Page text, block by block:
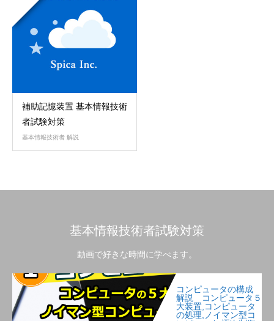
補助記憶装置 基本情報技術
者試験対策
基本情報技術者 解説
基本情報技術者試験対策
動画で好きな時間に学べます。
コンピュータの構成
解説 コンピュータ５
大装置,コンピュータ
の処理,ノイマン型コ